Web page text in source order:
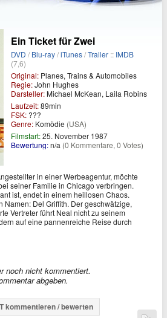
Ein Ticket für Zwei
DVD /Blu-ray/iTunes/Trailer :: IMDB
(7,6)
Original: Planes, Trains & Automobiles
Regie:John Hughes
Darsteller:Michael McKean, Laila Robins
Laufzeit:89min
FSK: ???
Genre: Komödie (USA)
Filmstart:25. November 1987
Bewertung:n/a (0 Kommentare, 0 Votes)
in einer Werbeagentur, möchte
seiner Familie in Chicago verbringen.
ist, endet in einem heillosen Chaos.
Namen: Del Griffith. Der geschwätzige,
Vertreter führt Neal nicht zu seinem
auf eine pannenreiche Reise durch
noch nicht kommentiert.
abgeben.
kommentieren / bewerten